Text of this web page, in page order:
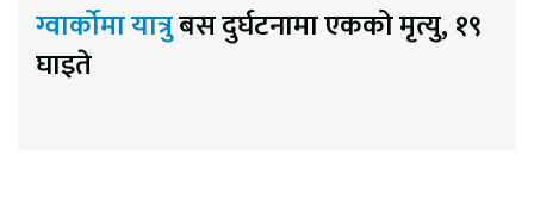
ग्वार्कोमा यात्रुबस दुर्घटनामा एकको मृत्यु, १९
घाइते